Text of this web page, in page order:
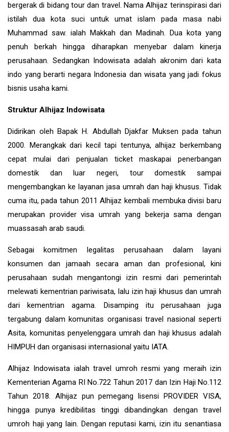
bergerak di bidang tour dan travel. Nama Alhijaz terinspirasi dari
istilah dua kota suci untuk umat islam pada masa nabi
Muhammad saw. ialah Makkah dan Madinah. Dua kota yang
penuh berkah hingga diharapkan menyebar dalam kinerja
perusahaan. Sedangkan Indowisata adalah akronim dari kata
indo yang berarti negara Indonesia dan wisata yang jadi fokus
bisnis usaha kami.
Struktur Alhijaz Indowisata
Didirikan oleh Bapak H. Abdullah Djakfar Muksen pada tahun
2000. Merangkak dari kecil tapi tentunya, alhijaz berkembang
cepat mulai dari penjualan ticket maskapai penerbangan
domestik dan luar negeri, tour domestik sampai
mengembangkan ke layanan jasa umrah dan haji khusus. Tidak
cuma itu, pada tahun 2011 Alhijaz kembali membuka divisi baru
merupakan provider visa umrah yang bekerja sama dengan
muassasah arab saudi.
Sebagai komitmen legalitas perusahaan dalam layani
konsumen dan jamaah secara aman dan profesional, kini
perusahaan sudah mengantongi izin resmi dari pemerintah
melewati kementrian pariwisata, lalu izin haji khusus dan umrah
dari kementrian agama. Disamping itu perusahaan juga
tergabung dalam komunitas organisasi travel nasional seperti
Asita, komunitas penyelenggara umrah dan haji khusus adalah
HIMPUH dan organisasi internasional yaitu IATA.
Alhijaz Indowisata ialahtravel umroh resmi yang meraih izin
Kementerian Agama RI No.722 Tahun 2017 dan Izin Haji No.112
Tahun 2018. Alhijaz pun pemegang lisensi PROVIDER VISA,
hingga punya kredibilitas tinggi dibandingkan dengan travel
umroh haji yang lain. Dengan reputasi kami, izin itu senantiasa